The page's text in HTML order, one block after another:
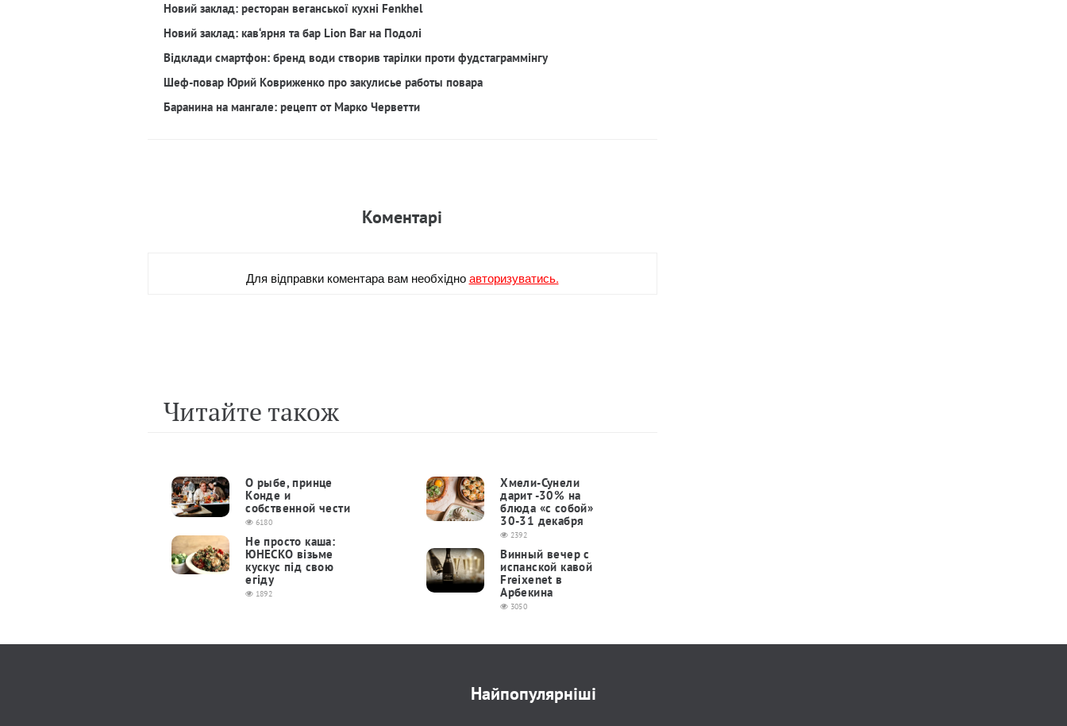
Новий заклад: ресторан веганської кухні Fenkhel
Новий заклад: кав‘ярня та бар Lion Bar на Подолі
Відклади смартфон: бренд води створив тарілки проти фудстаграммінгу
Шеф-повар Юрий Ковриженко про закулисье работы повара
Баранина на мангале: рецепт от Марко Черветти
Коментарi
Для вiдправки коментара вам необхiдноавторизуватись.
Читайте також
О рыбе, принце
Конде и
собственной чести
6180
Не просто каша:
ЮНЕСКО візьме
кускус під свою
егіду
1892
Хмели-Сунели
дарит -30% на
блюда «с собой»
30-31 декабря
2392
Винный вечер с
испанской кавой
Freixenet в
Арбекина
3050
Найпопулярніші